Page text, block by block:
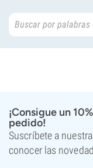
¡Consigue un
pedido!
Suscríbete a
conocer las